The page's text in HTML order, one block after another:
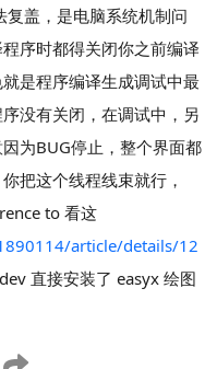
盖，是电脑系统机制问
序时都得关闭你之前编译
是程序编译生成调试中最
没有关闭，在调试中，另
为BUG停止，整个界面都
把这个线程线束就行，
to 看这
article/details/12
直接安装了 easyx 绘图